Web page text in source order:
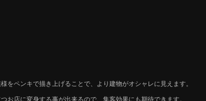
をペンキで描き上げることで、より建物がオシャレに見えます。
お店に変身する事が出来るので、集客効果にも期待できます。